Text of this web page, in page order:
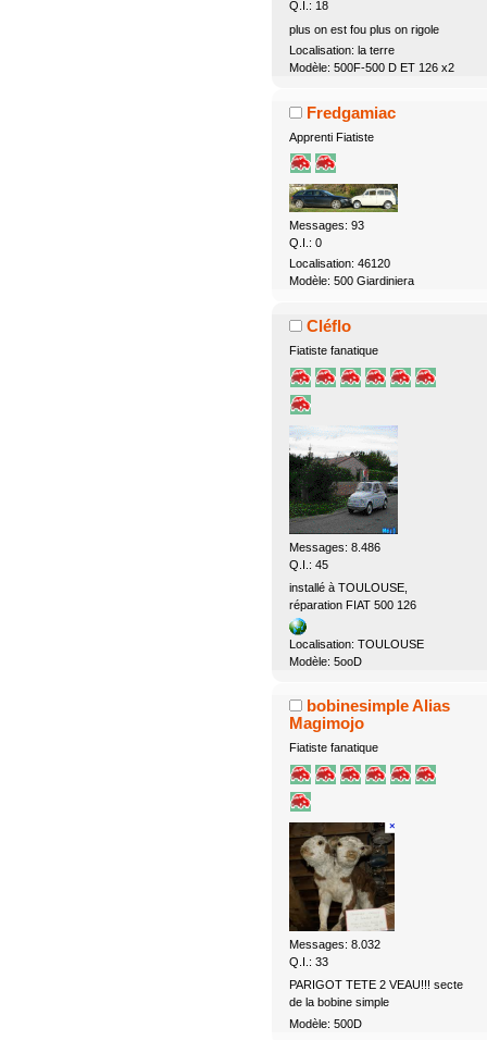
Q.I.: 18
plus on est fou plus on rigole
Localisation: la terre
Modèle: 500F-500 D ET 126 x2
Fredgamiac
Apprenti Fiatiste
Messages: 93
Q.I.: 0
Localisation: 46120
Modèle: 500 Giardiniera
Cléflo
Fiatiste fanatique
Messages: 8.486
Q.I.: 45
installé à TOULOUSE,
réparation FIAT 500 126
Localisation: TOULOUSE
Modèle: 5ooD
bobinesimple Alias
Magimojo
Fiatiste fanatique
Messages: 8.032
Q.I.: 33
PARIGOT TETE 2 VEAU!!! secte
de la bobine simple
Modèle: 500D